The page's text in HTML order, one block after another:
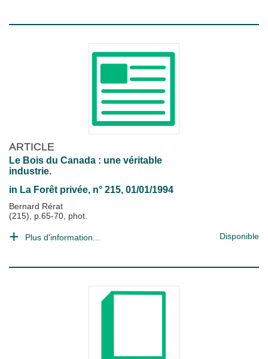
ARTICLE
Le Bois du Canada : une véritable
industrie.
in La Forêt privée, n° 215, 01/01/1994
Bernard Rérat
(215), p.65-70, phot.
Plus d'information... Disponible